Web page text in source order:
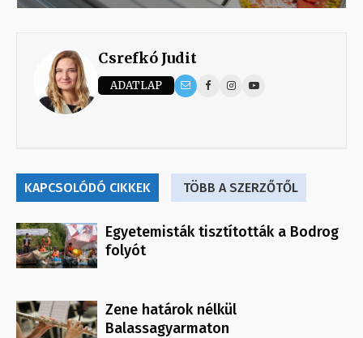
Csrefkó Judit
ADATLAP
KAPCSOLÓDÓ CIKKEK TÖBB A SZERZŐTŐL
Egyetemisták tisztították a Bodrog
folyót
Zene határok nélkül
Balassagyarmaton